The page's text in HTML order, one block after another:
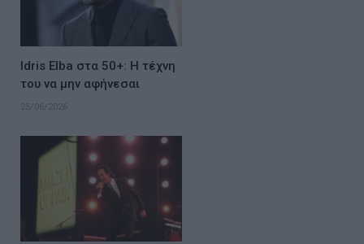
Idris Elba στα 50+: Η τέχνη
του να μην αφήνεσαι
25/06/2026